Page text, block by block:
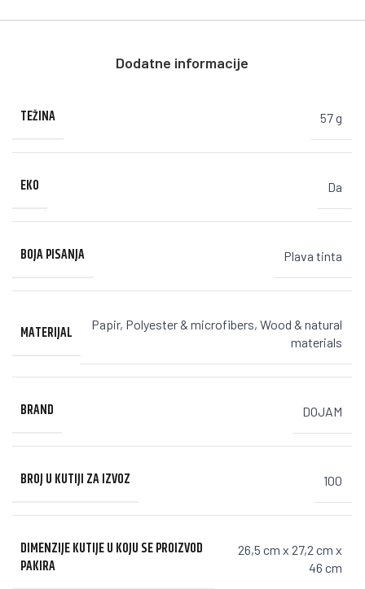
Dodatne informacije
TEŽINA 57 g
EKO Da
BOJA PISANJA Plava tinta
MATERIJAL Papir, Polyester & microfibers,Wood & natural
materials
BRAND DOJAM
BROJ U KUTIJI ZA IZVOZ 100
DIMENZIJE KUTIJE U KOJU SE PROIZVOD
PAKIRA
26,5 cm x 27,2 cm x
46 cm